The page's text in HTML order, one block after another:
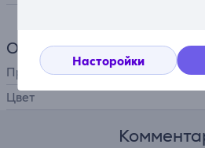
Насторойки
Общий параметр
Производитель
Цвет